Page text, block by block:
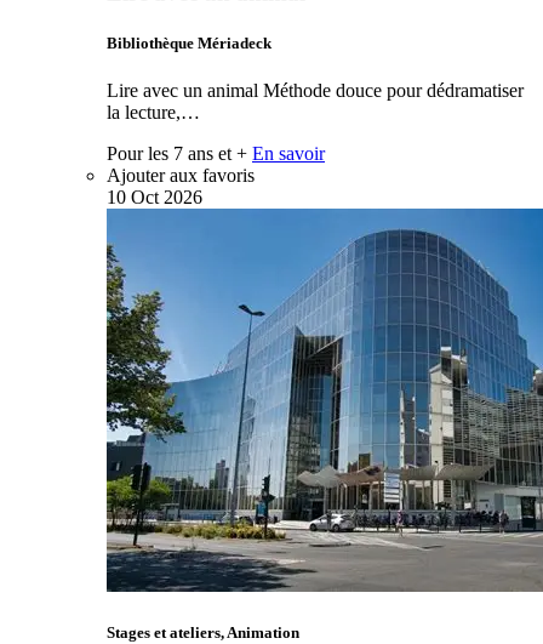
Bibliothèque Mériadeck
Lire avec un animal Méthode douce pour dédramatiser
la lecture,…
Pour les 7 ans et + En savoir
Ajouter aux favoris
10 Oct 2026
Stages et ateliers, Animation